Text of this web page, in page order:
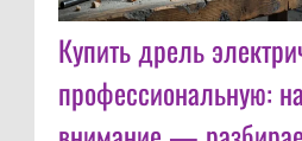
Купить дрель
профессиональную: